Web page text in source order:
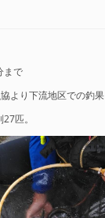
まで
より下流地区での釣果
匹。